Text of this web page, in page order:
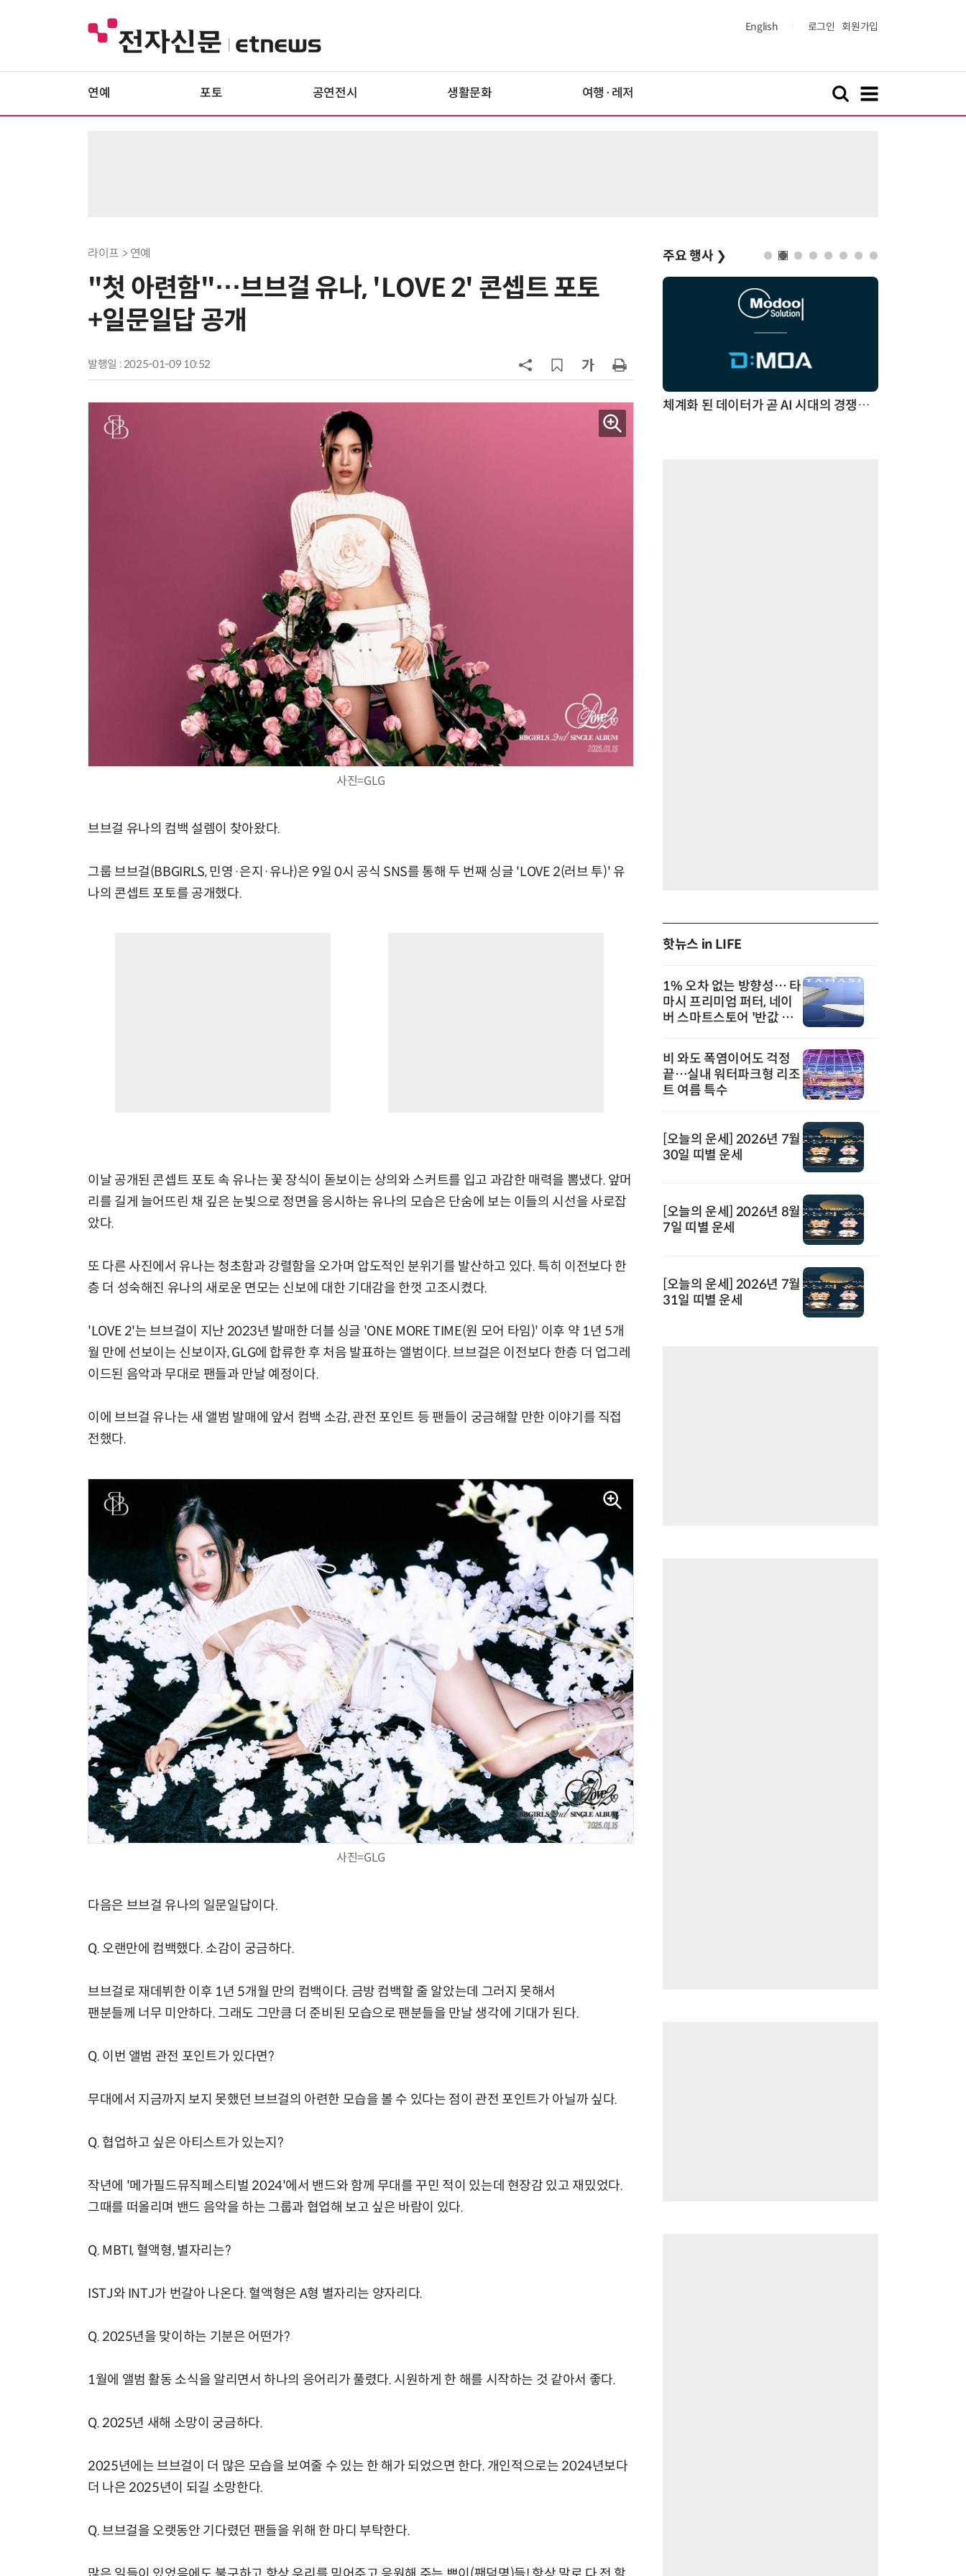
English 로그인 회원가입
연예 포토 공연전시 생활문화 여행·레저
라이프 > 연예
"첫 아련함"…브브걸 유나, 'LOVE 2' 콘셉트 포토
+일문일답 공개
발행일 : 2025-01-09 10:52
사진=GLG
브브걸 유나의 컴백 설렘이 찾아왔다.
그룹 브브걸(BBGIRLS, 민영·은지·유나)은 9일 0시 공식 SNS를 통해 두 번째 싱글 'LOVE 2(러브 투)' 유
나의 콘셉트 포토를 공개했다.
이날 공개된 콘셉트 포토 속 유나는 꽃 장식이 돋보이는 상의와 스커트를 입고 과감한 매력을 뽐냈다. 앞머
리를 길게 늘어뜨린 채 깊은 눈빛으로 정면을 응시하는 유나의 모습은 단숨에 보는 이들의 시선을 사로잡
았다.
또 다른 사진에서 유나는 청초함과 강렬함을 오가며 압도적인 분위기를 발산하고 있다. 특히 이전보다 한
층 더 성숙해진 유나의 새로운 면모는 신보에 대한 기대감을 한껏 고조시켰다.
'LOVE 2'는 브브걸이 지난 2023년 발매한 더블 싱글 'ONE MORE TIME(원 모어 타임)' 이후 약 1년 5개
월 만에 선보이는 신보이자, GLG에 합류한 후 처음 발표하는 앨범이다. 브브걸은 이전보다 한층 더 업그레
이드된 음악과 무대로 팬들과 만날 예정이다.
이에 브브걸 유나는 새 앨범 발매에 앞서 컴백 소감, 관전 포인트 등 팬들이 궁금해할 만한 이야기를 직접
전했다.
사진=GLG
다음은 브브걸 유나의 일문일답이다.
Q. 오랜만에 컴백했다. 소감이 궁금하다.
브브걸로 재데뷔한 이후 1년 5개월 만의 컴백이다. 금방 컴백할 줄 알았는데 그러지 못해서
팬분들께 너무 미안하다. 그래도 그만큼 더 준비된 모습으로 팬분들을 만날 생각에 기대가 된다.
Q. 이번 앨범 관전 포인트가 있다면?
무대에서 지금까지 보지 못했던 브브걸의 아련한 모습을 볼 수 있다는 점이 관전 포인트가 아닐까 싶다.
Q. 협업하고 싶은 아티스트가 있는지?
작년에 '메가필드뮤직페스티벌 2024'에서 밴드와 함께 무대를 꾸민 적이 있는데 현장감 있고 재밌었다.
그때를 떠올리며 밴드 음악을 하는 그룹과 협업해 보고 싶은 바람이 있다.
Q. MBTI, 혈액형, 별자리는?
ISTJ와 INTJ가 번갈아 나온다. 혈액형은 A형 별자리는 양자리다.
Q. 2025년을 맞이하는 기분은 어떤가?
1월에 앨범 활동 소식을 알리면서 하나의 응어리가 풀렸다. 시원하게 한 해를 시작하는 것 같아서 좋다.
Q. 2025년 새해 소망이 궁금하다.
2025년에는 브브걸이 더 많은 모습을 보여줄 수 있는 한 해가 되었으면 한다. 개인적으로는 2024년보다
더 나은 2025년이 되길 소망한다.
Q. 브브걸을 오랫동안 기다렸던 팬들을 위해 한 마디 부탁한다.
주요 행사 ❯
AI Native Enterprise를 지원하는 AI Ready Data 플랫폼 활용 전략 AI 시대의 옵저버빌리티: GPU·LLM 모니터링부터 AI 기반 장애 대응까지 체계화 된 데이터가 곧 AI 시대의 경쟁력이다
핫뉴스 in LIFE
1% 오차 없는 방향성… 타
마시 프리미엄 퍼터, 네이
버 스마트스토어 '반값 할
비 와도 폭염이어도 걱정
끝…실내 워터파크형 리조
트 여름 특수
[오늘의 운세] 2026년 7월
30일 띠별 운세
[오늘의 운세] 2026년 8월
7일 띠별 운세
[오늘의 운세] 2026년 7월
31일 띠별 운세